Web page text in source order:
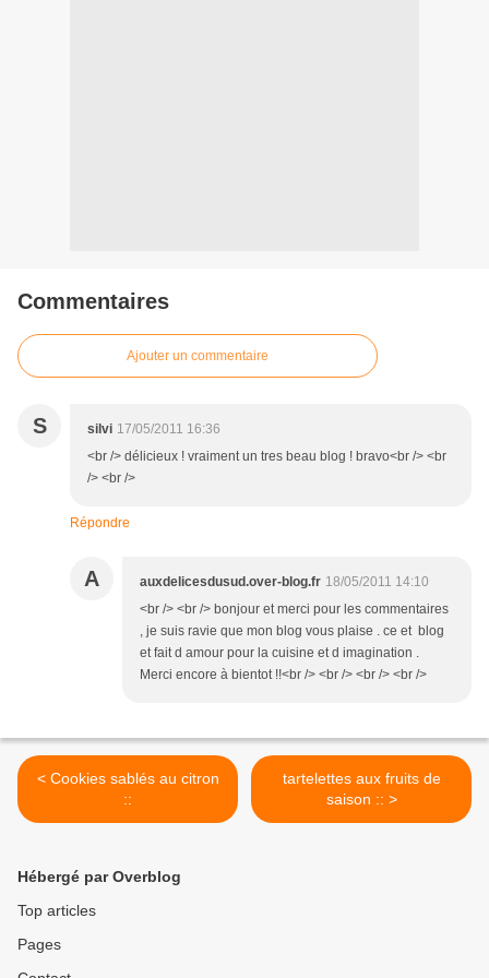
Commentaires
Ajouter un commentaire
S silvi 17/05/2011 16:36
<br /> délicieux ! vraiment un tres beau blog ! bravo<br /> <br
/> <br />
Répondre
A auxdelicesdusud.over-blog.fr 18/05/2011 14:10
<br /> <br /> bonjour et merci pour les commentaires
, je suis ravie que mon blog vous plaise . ce et blog
et fait d amour pour la cuisine et d imagination .
Merci encore à bientot !!<br /> <br /> <br /> <br />
< Cookies sablés au citron
::
tartelettes aux fruits de
saison :: >
Hébergé par Overblog
Top articles
Pages